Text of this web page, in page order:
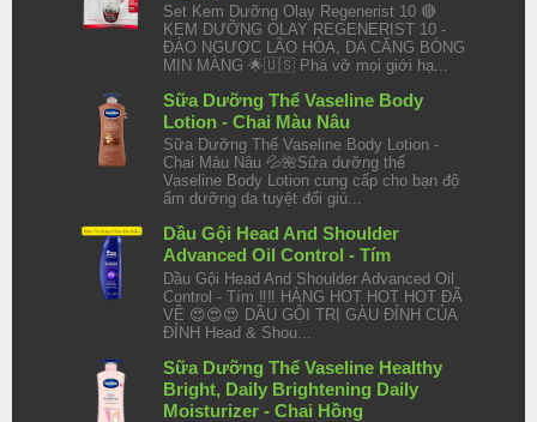
Set Kem Dưỡng Olay Regenerist 10 🔴
KEM DƯỠNG OLAY REGENERIST 10 -
ĐẢO NGƯỢC LÃO HÓA, DA CĂNG BÓNG
MỊN MÀNG 🌟🇺🇸 Phá vỡ mọi giới hạ...
Sữa Dưỡng Thể Vaseline Body
Lotion - Chai Màu Nâu
Sữa Dưỡng Thể Vaseline Body Lotion -
Chai Màu Nâu 💦🌺Sữa dưỡng thể
Vaseline Body Lotion cung cấp cho bạn độ
ẩm dưỡng da tuyệt đối giú...
Dầu Gội Head And Shoulder
Advanced Oil Control - Tím
Dầu Gội Head And Shoulder Advanced Oil
Control - Tím ‼️‼️ HÀNG HOT HOT HOT ĐÃ
VỀ 😍😍😍 DẦU GỘI TRỊ GÀU ĐỈNH CỦA
ĐỈNH Head & Shou...
Sữa Dưỡng Thể Vaseline Healthy
Bright, Daily Brightening Daily
Moisturizer - Chai Hồng